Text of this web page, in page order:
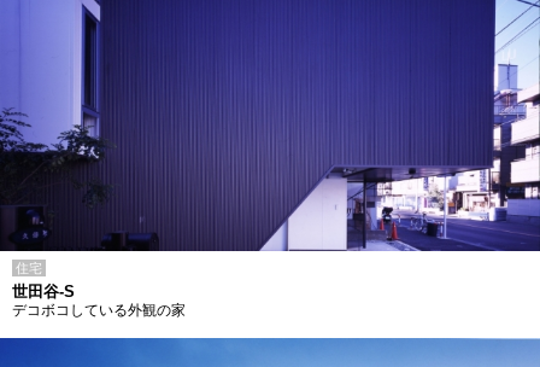
住宅
世田谷-S
デコボコしている外観の家